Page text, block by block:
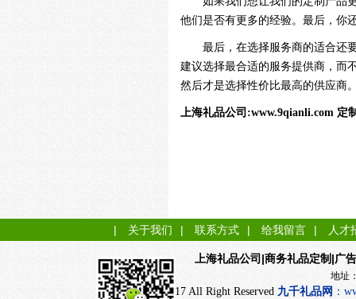
他们是否有更多的经验。最后，你
最后，在选择服务商的适合还
建议选择最合适的服务提供商，而
然后才是选择性价比最高的供应商
上海礼品公司 :www.9qianli.com 定
上海礼品公司 |商务礼品定制|广
地址：上海市闵行
CopyRight 2017 All Right Reserved 九千礼品网 ：
| 关于我们 | 联系方式 | 给我留言 | 人才